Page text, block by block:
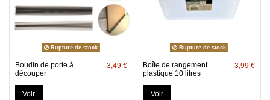
Rupture de stock
Boudin de porte à
découper
3,49 €
Voir
Rupture de stock
Boîte de rangement
plastique 10 litres
3,99 €
Voir